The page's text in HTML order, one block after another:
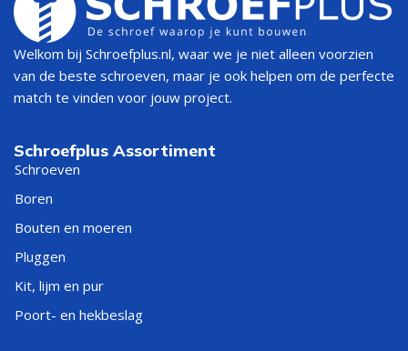
Welkom bij Schroefplus.nl, waar we je niet alleen voorzien
van de beste schroeven, maar je ook helpen om de perfecte
match te vinden voor jouw project.
Schroefplus Assortiment
Schroeven
Boren
Bouten en moeren
Pluggen
Kit, lijm en pur
Poort- en hekbeslag